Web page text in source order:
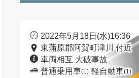
2022年5月18日(水)16:36
東蒲原郡阿賀町津川 付近
車両相互 大破事故
普通乗用車(1) 軽自動車(1)